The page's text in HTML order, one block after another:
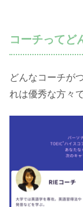
コーチってど
どんなコーチが
れは優秀な方々で